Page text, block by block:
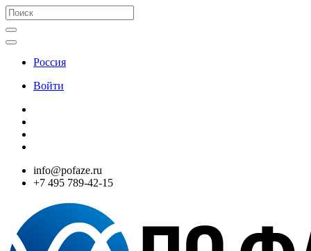
Россия
Войти
info@pofaze.ru
+7 495 789-42-15